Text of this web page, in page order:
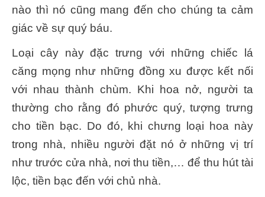
nào thì nó cũng mang đến cho chúng ta cảm
giác về sự quý báu.
Loại cây này đặc trưng với những chiếc lá
căng mọng như những đồng xu được kết nối
với nhau thành chùm. Khi hoa nở, người ta
thường cho rằng đó phước quý, tượng trưng
cho tiền bạc. Do đó, khi chưng loại hoa này
trong nhà, nhiều người đặt nó ở những vị trí
như trước cửa nhà, nơi thu tiền,… để thu hút tài
lộc, tiền bạc đến với chủ nhà.